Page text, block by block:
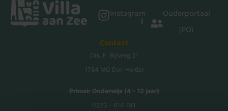
Ouderportaal
(PO)
Instagram
Contact
Drs. F. Bijlweg 21
1784 MC Den Helder
Primair Onderwijs (4 – 12 jaar)
0223 – 614 741